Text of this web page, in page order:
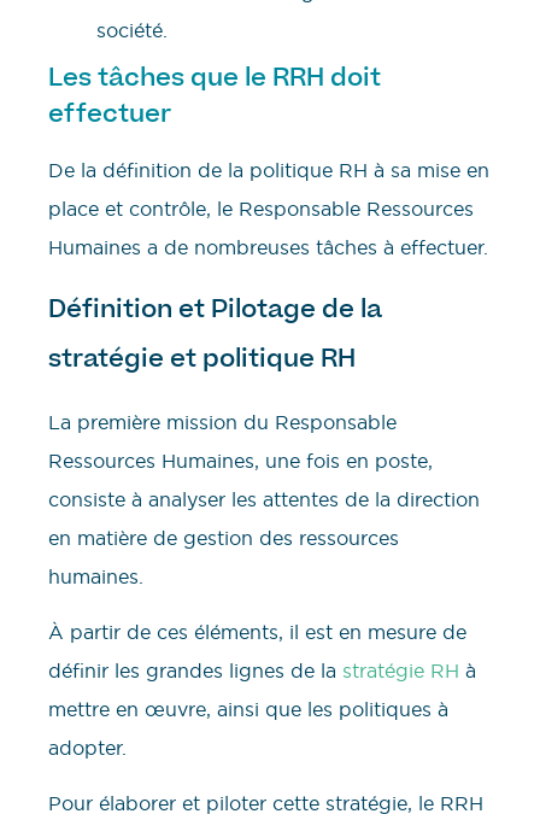
société.
Les tâches que le RRH doit
effectuer
De la définition de la politique RH à sa mise en
place et contrôle, le Responsable Ressources
Humaines a de nombreuses tâches à effectuer.
Définition et Pilotage de la
stratégie et politique RH
La première mission du Responsable
Ressources Humaines, une fois en poste,
consiste à analyser les attentes de la direction
en matière de gestion des ressources
humaines.
À partir de ces éléments, il est en mesure de
définir les grandes lignes de la stratégie RH à
mettre en œuvre, ainsi que les politiques à
adopter.
Pour élaborer et piloter cette stratégie, le RRH